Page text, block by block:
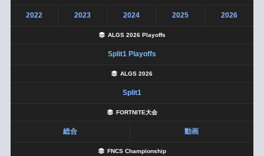
2022 2023 2024 2025 2026
ALGS 2026 Playoffs
Split1 Playoffs
ALGS 2026
Split1
FORTNITE大会
総合 動画
FNCS Championship